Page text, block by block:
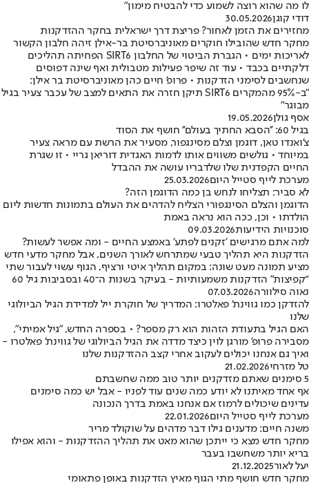
לו מה שהוא רוצה לשמוע כדי להבטיח מימון"
דודי קוגן30.05.2026
מחזירים את הזמן לאחור? פריצת דרך ישראלית בחקר ההזדקנות
מחקר חדש שהובילו חוקרים מאוניברסיטת בר-אילן זיהה חלבון הקשור
לאריכות ימים • הגברת הביטוי של החלבון SIRT6 הפחיתה תהליכים
דלקתיים בכבד • עוד זה שיפר פעילות מטבולית ואף שינה דפוסים
שנחשבים לסימני הזדקנות • פרופ' חיים כהן מאוניברסיטת בר אילן:
"ב-95% מהמקרים SIRT6 תיקן חזרה את התאים למצב של עכבר צעיר בגיל
מבוגר"
אסף גולן19.05.2026
בגיל 60: ''הסבא החתיך בעולם'' חושף את הסוד
צ'ואנדו טאן, דוגמן וצלם מסינגפור, מסעיר את הרשת עם מראה צעיר
במיוחד • גולשים משווים אותו לדמות האגדית דוריאן גריי • זו שגרת
החיים הקפדנית שלו שלדבריו עושה את ההבדל
מערכת לייף סטייל היום25.03.2026
לא סביר: תצליחו לנחש בן כמה הדוגמן הזה?
הדוגמן והצלם הסינגפורי הצליח להדהים את העולם בתמונות חדשות ליום
הולדתו • וכן, ככה הוא נראה באמת
סוכנויות הידיעות09.03.2026
למה אתם מרגישים 'זקנים לפתע' באמצע החיים - ומה אפשר לעשות?
הזדקנות היא תהליך טבעי שמתרחש לאורך השנים, אבל מחקר מדעי חדש
מציע תמונה מעט שונה: במקום תהליך איטי ורציף, הגוף עשוי לעבור שתי
“קפיצות” הזדקנות משמעותיות - בעיקר בשנות ה־40 ובסביבות גיל 60
נאוה סילוורה07.03.2026
להזדקן כמו גווינת' פאלטרו: המדריך של חוקרת ייל למדידת הגיל הביולוגי
שלנו
האם הגיל בתעודת הזהות הוא רק מספר? • בספרה החדש, "גיל אמיתי",
מסבירה פרופ' מורגן לוין כיצד מדדה את הגיל הביולוגי של גווינת' פאלטרו -
ואיך גם אנחנו יכולים לעקוב אחרי קצב ההזדקנות שלנו
טל מזרחי21.02.2026
5 סימנים שאתם מזדקנים יותר טוב ממה שחשבתם
אף אחד מאיתנו לא יודע כמה שנים עוד לפניו - אבל יש כמה סימנים
עדינים שיכולים לרמוז אם אנחנו באמת בדרך הנכונה
מערכת לייף סטייל היום22.01.2026
משנה חיים: מדענים גילו דבר מדהים על שוקולד מריר
מחקר חדש מצא כי ייתכן שהוא מאט את תהליך ההזדקנות - והוא אפילו
בריא יותר משחשבו בעבר
יעל לאור21.12.2025
מחקר חדש חושף מתי הגוף מאיץ הזדקנות באופן פתאומי